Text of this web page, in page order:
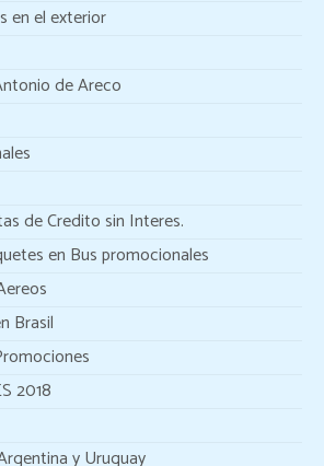
en el exterior
de Areco
de Credito sin Interes.
en Bus promocionales
Brasil
2018
y Uruguay